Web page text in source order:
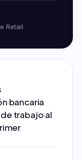
Retail
bancaria
trabajo al